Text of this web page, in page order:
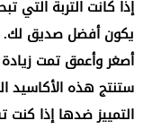
إذا كانت التربة التي
يكون أفضل صديق لك.
أصغر وأعمق تمت
ستنتج هذه الأكاسيد
التمييز ضدها إذا